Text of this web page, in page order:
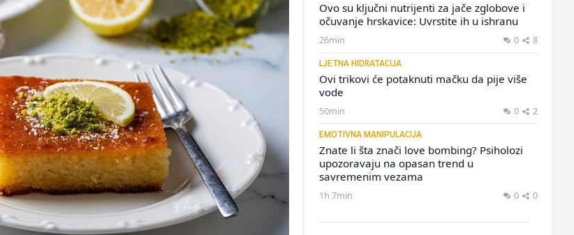
Ovo su ključni nutrijenti za jače zglobove i
očuvanje hrskavice: Uvrstite ih u ishranu
26min 0 8
LJETNA HIDRATACIJA
Ovi trikovi će potaknuti mačku da pije više
vode
50min 0 2
EMOTIVNA MANIPULACIJA
Znate li šta znači love bombing? Psiholozi
upozoravaju na opasan trend u
savremenim vezama
1h 7min 0 0